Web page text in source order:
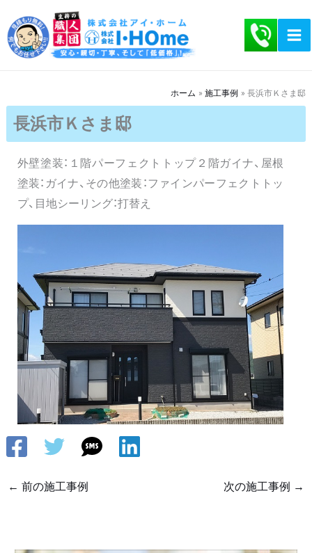
容
を
ッ
ホーム 施工事例 長浜市Ｋさま邸
長浜市Ｋさま邸
外壁塗装：１階パーフェクトトップ２階ガイナ、屋根
塗装：ガイナ、その他塗装：ファインパーフェクトトッ
プ、目地シーリング：打替え
← 前の施工事例 次の施工事例 →